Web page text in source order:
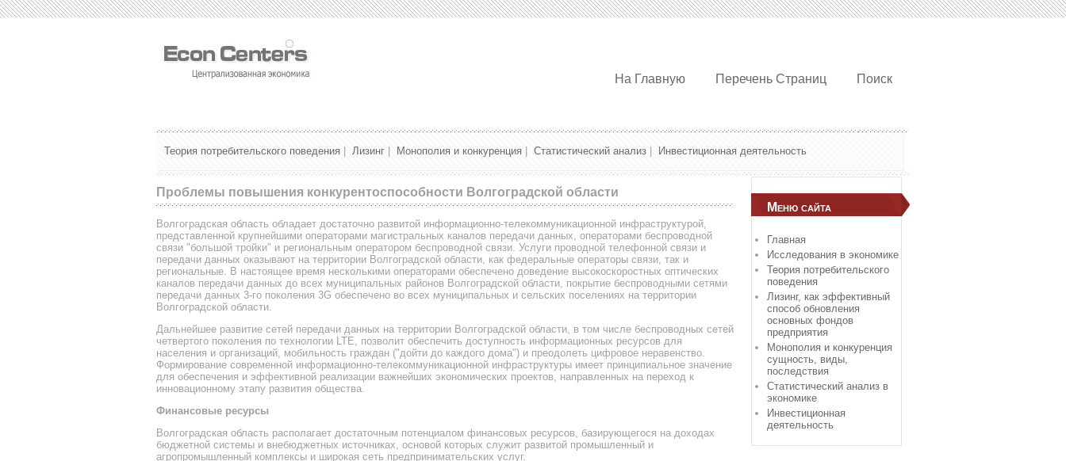
На Главную Перечень Страниц Поиск
Теория потребительского поведения Лизинг Монополия и конкуренция Статистический анализ Инвестиционная деятельность
Проблемы повышения конкурентоспособности Волгоградской области
Волгоградская область обладает достаточно развитой информационно-телекоммуникационной инфраструктурой,
представленной крупнейшими операторами магистральных каналов передачи данных, операторами беспроводной
связи "большой тройки" и региональным оператором беспроводной связи. Услуги проводной телефонной связи и
передачи данных оказывают на территории Волгоградской области, как федеральные операторы связи, так и
региональные. В настоящее время несколькими операторами обеспечено доведение высокоскоростных оптических
каналов передачи данных до всех муниципальных районов Волгоградской области, покрытие беспроводными сетями
передачи данных 3-го поколения 3G обеспечено во всех муниципальных и сельских поселениях на территории
Волгоградской области.
Дальнейшее развитие сетей передачи данных на территории Волгоградской области, в том числе беспроводных сетей
четвертого поколения по технологии LTE, позволит обеспечить доступность информационных ресурсов для
населения и организаций, мобильность граждан ("дойти до каждого дома") и преодолеть цифровое неравенство.
Формирование современной информационно-телекоммуникационной инфраструктуры имеет принципиальное значение
для обеспечения и эффективной реализации важнейших экономических проектов, направленных на переход к
инновационному этапу развития общества.
Финансовые ресурсы
Волгоградская область располагает достаточным потенциалом финансовых ресурсов, базирующегося на доходах
бюджетной системы и внебюджетных источниках, основой которых служит развитой промышленный и
агропромышленный комплексы и широкая сеть предпринимательских услуг.
Меню сайта
Главная
Исследования в экономике
Теория потребительского
поведения
Лизинг, как эффективный
способ обновления
основных фондов
предприятия
Монополия и конкуренция
сущность, виды,
последствия
Статистический анализ в
экономике
Инвестиционная
деятельность